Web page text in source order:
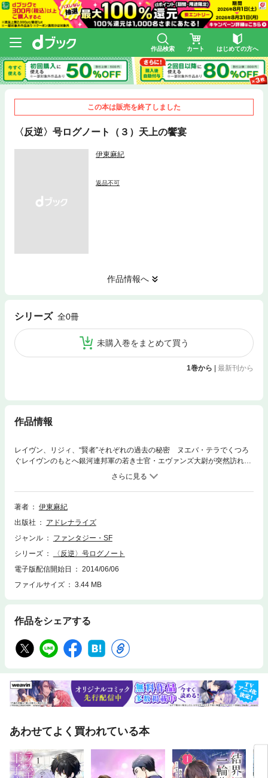
作品検索 カート はじめての方へ
この本は販売を終了しました
〈反逆〉号ログノート（３）天上の饗宴
伊東麻紀
返品不可
作品情報へ
シリーズ 全0冊
未購入巻をまとめて買う
1巻から 最新刊から
作品情報
レイヴン、リジィ、“賢者”それぞれの過去の秘密 ヌエバ・テラでくつろ
ぐレイヴンのもとへ銀河連邦軍の若き士官・エヴァンズ大尉が突然訪れ
た。半ば強引に連れていかれた高級ホテルの一室には、8年ぶりに再会す
るレイヴンの妹ベレニスがいた。 彼女の目的は、自分の夫でレイヴンの
かつての婚約者ミシェル・ディラック准将の死の謎を解き、復讐を果たす
ことだった。否応ない彼女のやり方に協力を余儀なくされたレイヴンは、
ジュ一族の愛と憎しみが渦巻いていた。かつて全てを賭けて捨てたはずの
「ルルージュ」の名がレイヴンを苦しめる……。愛と憎しみの“ニュー・ス
水女子大学理学部化学科中退。大学時代はＳＦ研究会に所属。『宝剣物
語』シリーズ、『エストレリャ国異聞』シリーズ（ともに大陸書房）、
『海賊ランスロット・華麗なる冒険』シリーズ（角川書店）、『特殊工作
員アンジェラ』シリーズ（朝日ソノラマ）などの著書がある。
著者
伊東麻紀
出版社
アドレナライズ
ジャンル
ファンタジー・SF
シリーズ
〈反逆〉号ログノート
電子版配信開始日
2014/06/06
ファイルサイズ
3.44 MB
作品をシェアする
あわせてよく買われている本